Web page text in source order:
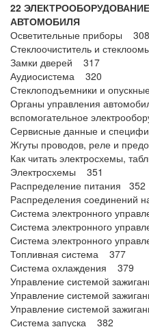
22
АВТОМОБИЛЯ
Осветительные приборы 308
Стеклоочиститель и
Замки дверей 317
Аудиосистема 320
Стеклоподъемники и
Органы управления
вспомогательное
Сервисные данные и
Жгуты проводов, реле и
Как читать электросхемы,
Электросхемы 351
Распределение питания 352
Распределения соединений
Система электронного
Система электронного
Система электронного
Топливная система 377
Система охлаждения 379
Управление системой
Управление системой
Управление системой
Система запуска 382